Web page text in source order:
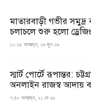
মাতারবাড়ী গভীর সমুদ্র
চলাচলে শুরু হলো ড্রেজিং
১০:২৫ অপরাহ্ন, ১৬ জুন ২৬
স্মার্ট পোর্টে রূপান্তর:
অনলাইন রাজস্ব আদায়
৭:৪০ অপরাহ্ন, ২১ মে ২৬